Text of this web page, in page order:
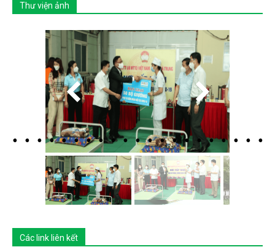
Thư viện ảnh
Các link liên kết